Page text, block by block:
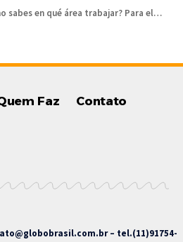
sabes en qué área trabajar? Para el…
Faz Contato
– tel.(11)91754-